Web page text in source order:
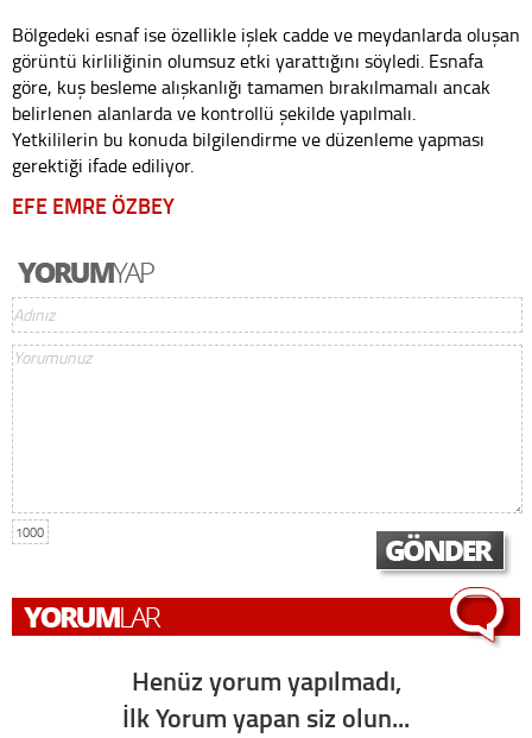
Bölgedeki esnaf ise özellikle işlek cadde ve meydanlarda oluşan
görüntü kirliliğinin olumsuz etki yarattığını söyledi. Esnafa
göre, kuş besleme alışkanlığı tamamen bırakılmamalı ancak
belirlenen alanlarda ve kontrollü şekilde yapılmalı.
Yetkililerin bu konuda bilgilendirme ve düzenleme yapması
gerektiği ifade ediliyor.
EFE EMRE ÖZBEY
1000
Henüz yorum yapılmadı,
İlk Yorum yapan siz olun...